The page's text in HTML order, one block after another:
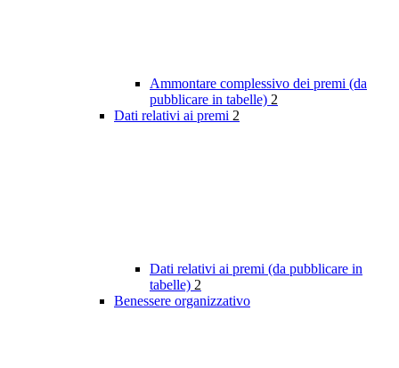
Ammontare complessivo dei premi (da
pubblicare in tabelle) 2
Dati relativi ai premi 2
Dati relativi ai premi (da pubblicare in
tabelle) 2
Benessere organizzativo